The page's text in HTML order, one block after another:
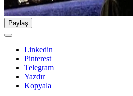
Paylaş
Linkedin
Pinterest
Telegram
Yazdır
Kopyala